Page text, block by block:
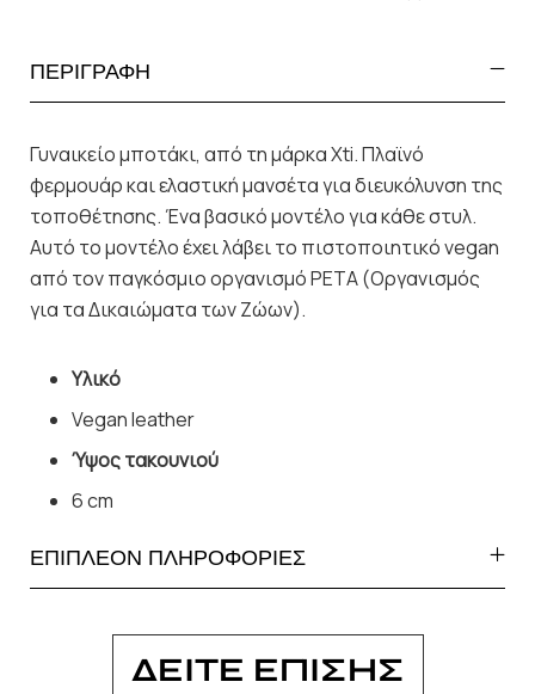
ΠΕΡΙΓΡΑΦΗ
Γυναικείο μποτάκι, από τη μάρκα Xti. Πλαϊνό
φερμουάρ και ελαστική μανσέτα για διευκόλυνση της
τοποθέτησης. Ένα βασικό μοντέλο για κάθε στυλ.
Αυτό το μοντέλο έχει λάβει το πιστοποιητικό vegan
από τον παγκόσμιο οργανισμό PETA (Οργανισμός
για τα Δικαιώματα των Ζώων).
Υλικό
Vegan leather
Ύψος τακουνιού
6 cm
ΕΠΙΠΛΕΟΝ ΠΛΗΡΟΦΟΡΙΕΣ
ΔΕΙΤΕ ΕΠΙΣΗΣ